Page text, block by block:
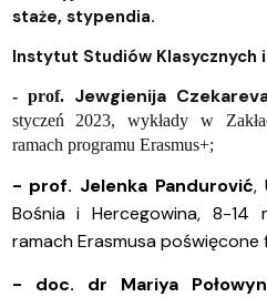
staże, stypendia.
Instytut Studiów Klasycznych
- prof. Jewgienija
styczeń 2023, wykłady w
ramach programu Erasmus+;
- prof. Jelenka Pandurović,
Bośnia i Hercegowina, 8-
ramach Erasmusa poświęcone
- doc. dr Mariya